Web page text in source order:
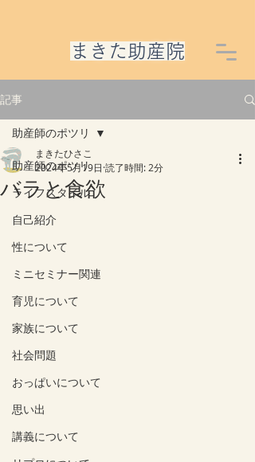
​まきた助産院
記事
助産師のポツリ
ライフスタイル
自己紹介
性について
ミニセミナー関連
育児について
家族について
社会問題
おっぱいについて
思い出
講義について
助産師のポツリ
バラと食欲
まきたひさこ
2024年5月19日 読了時間: 2分